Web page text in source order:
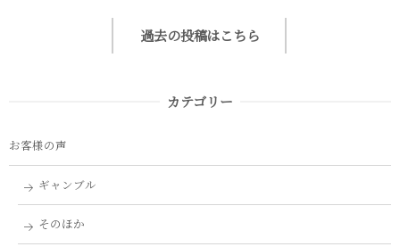
過去の投稿はこちら
カテゴリー
お客様の声
ギャンブル
そのほか